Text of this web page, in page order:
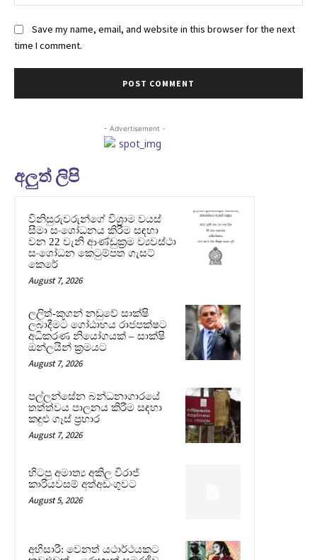
Save my name, email, and website in this browser for the next
time I comment.
- Advertisement -
අලුත් ලිපි
විනිසුරුවරුන්ගේ විශ්‍රාම වයස්
සීමා සංශෝධනය කිරීම සඳහා
වන 22 වැනි ආණ්ඩුක්‍රම ව්‍යවස්ථා
සංශෝධන කෙටුම්පත ගැසට්
කෙරේ
August 7, 2026
ලලිත්-කූගන් නඩුවේ සාක්ෂි
ලබාදීමට ගෝඨාභය රාජපක්ෂට
අධිකරණ නියෝගයක් – සාක්ෂි
ඔන්ලයින් ක්‍රමයට
August 7, 2026
පල්ලන්සේන බන්ධනාගාරයේ
තත්ත්වය පාලනය කිරීම සඳහා
කඳුළු ගෑස් ප්‍රහාර
August 7, 2026
හිටපු අමාත්‍ය අකිල විරාජ්
කාරියවසම් අත්අඩංගුවට
August 5, 2026
අභිසාරී: වෙනත් යථාර්ථයකට